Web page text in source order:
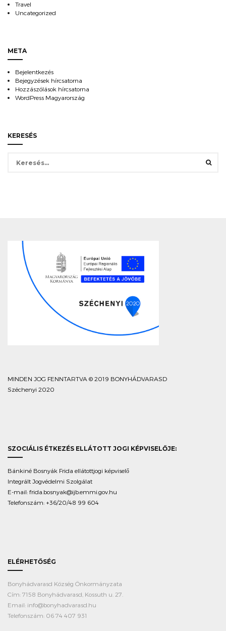
Travel
Uncategorized
META
Bejelentkezés
Bejegyzések hírcsatorna
Hozzászólások hírcsatorna
WordPress Magyarország
KERESÉS
MINDEN JOG FENNTARTVA © 2019 BONYHÁDVARASD
Széchenyi 2020
SZOCIÁLIS ÉTKEZÉS ELLÁTOTT JOGI KÉPVISELŐJE:
Bánkiné Bosnyák Frida ellátottjogi képviselő
Integrált Jogvédelmi Szolgálat
E-mail: frida.bosnyak@ijb.emmi.gov.hu
Telefonszám: +36/20/48 99 604
ELÉRHETŐSÉG
Bonyhádvarasd Község Önkormányzata
Cím: 7158 Bonyhádvarasd, Kossuth u. 27.
Email: info@bonyhadvarasd.hu
Telefonszám: 06 74 407 931